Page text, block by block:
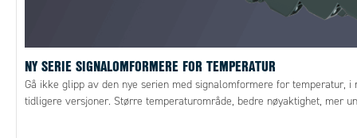
NY SERIE SIGNALOMFORMERE FOR TEMPERATUR
Gå ikke glipp av den nye serien med signalomformere for temperatur,
tidligere versjoner. Større temperaturområde, bedre nøyaktighet, mer